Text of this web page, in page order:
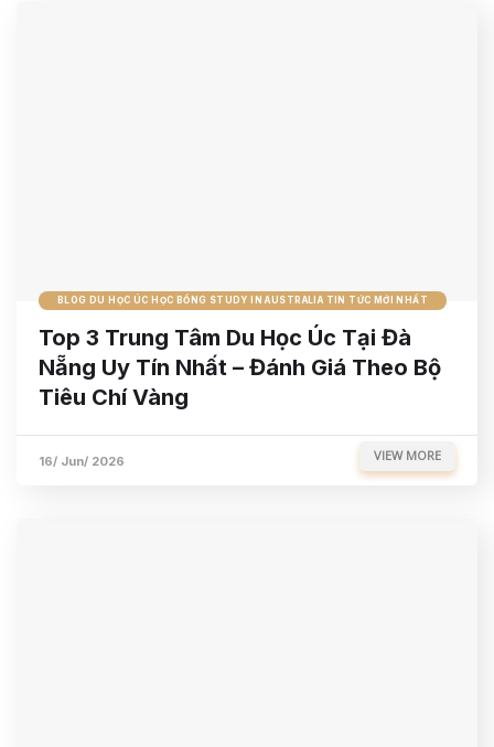
BLOG DU HỌC ÚC HỌC BỔNG STUDY IN AUSTRALIA TIN TỨC MỚI NHẤT
Top 3 Trung Tâm Du Học Úc Tại Đà
Nẵng Uy Tín Nhất – Đánh Giá Theo Bộ
Tiêu Chí Vàng
16/ Jun/ 2026 VIEW MORE